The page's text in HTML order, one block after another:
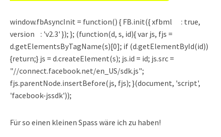
window.fbAsyncInit = function() { FB.init({ xfbml : true,
version : 'v2.3' }); }; (function(d, s, id){ var js, fjs =
d.getElementsByTagName(s)[0]; if (d.getElementById(id))
{return;} js = d.createElement(s); js.id = id; js.src =
"//connect.facebook.net/en_US/sdk.js";
fjs.parentNode.insertBefore(js, fjs); }(document, 'script',
'facebook-jssdk'));
Für so einen kleinen Spass wäre ich zu haben!